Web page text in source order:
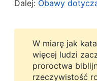
zwolniona.
Później
czasie napisana
Dalej: Obawy
W miarę jak
więcej ludzi
proroctwa
rzeczywistość